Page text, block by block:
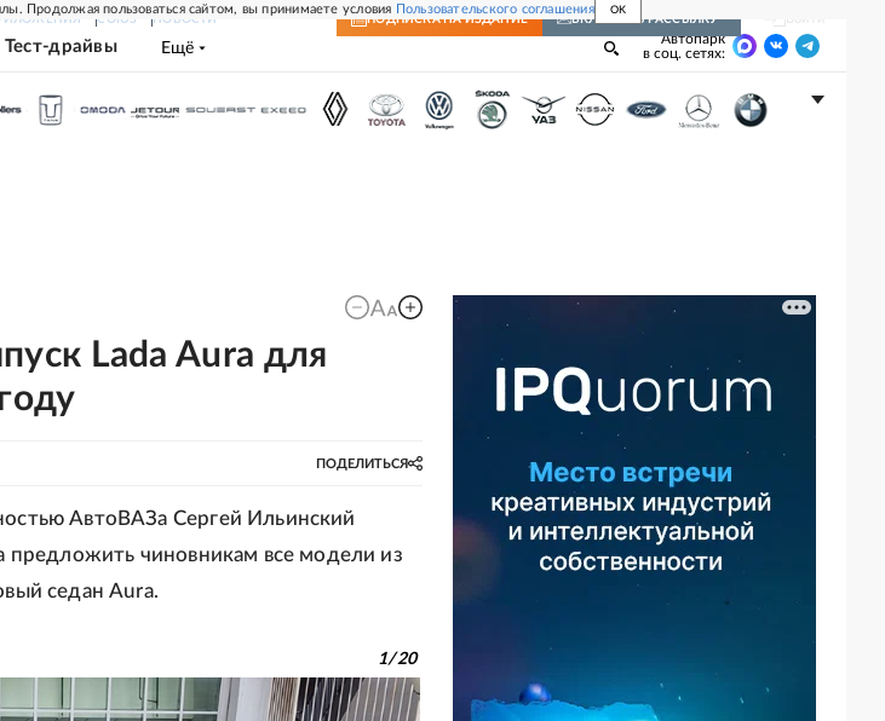
Продолжая пользоваться сайтом, вы принимаете условия Пользовательского соглашения OK
СОЮЗ НОВОСТИ ПОДПИСКА НА ИЗДАНИЕ ВКЛЮЧИТЬ РАССЫЛКУ
Тест-драйвы Ещё
Автопарк
в соц. сетях:
Lada Aura для
ПОДЕЛИТЬСЯ
АвтоВАЗа Сергей Ильинский
предложить чиновникам все модели из
седан Aura.
1/20